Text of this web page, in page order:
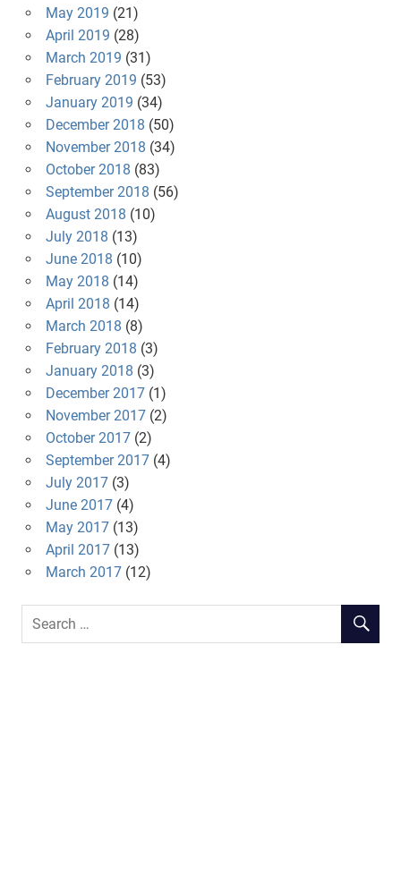
May 2019 (21)
April 2019 (28)
March 2019 (31)
February 2019 (53)
January 2019 (34)
December 2018 (50)
November 2018 (34)
October 2018 (83)
September 2018 (56)
August 2018 (10)
July 2018 (13)
June 2018 (10)
May 2018 (14)
April 2018 (14)
March 2018 (8)
February 2018 (3)
January 2018 (3)
December 2017(1)
November 2017(2)
October 2017(2)
September 2017(4)
July 2017(3)
June 2017(4)
May 2017(13)
April 2017(13)
March 2017(12)